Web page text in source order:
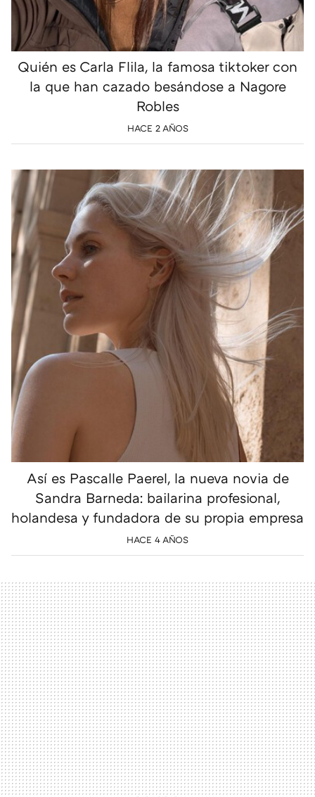
Quién es Carla Flila, la famosa tiktoker con
la que han cazado besándose a Nagore
Robles
HACE 2 AÑOS
Así es Pascalle Paerel, la nueva novia de
Sandra Barneda: bailarina profesional,
holandesa y fundadora de su propia empresa
HACE 4 AÑOS